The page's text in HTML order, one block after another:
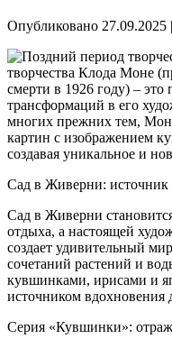
Опубликовано 27.09.2025 |
творчества Клода Моне
смерти в 1926 году) – это
трансформаций в его
многих прежних тем,
картин с изображением
создавая уникальное и
Сад в Живерни: источник
Сад в Живерни
отдыха, а настоящей
создает удивительный
сочетаний растений и
кувшинками, ирисами и
источником вдохновения
Серия «Кувшинки»: